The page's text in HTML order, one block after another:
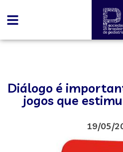
Diálogo é
jogos que
19/05/